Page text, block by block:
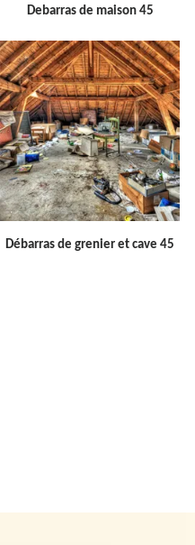
Debarras de maison 45
Débarras de grenier et cave 45